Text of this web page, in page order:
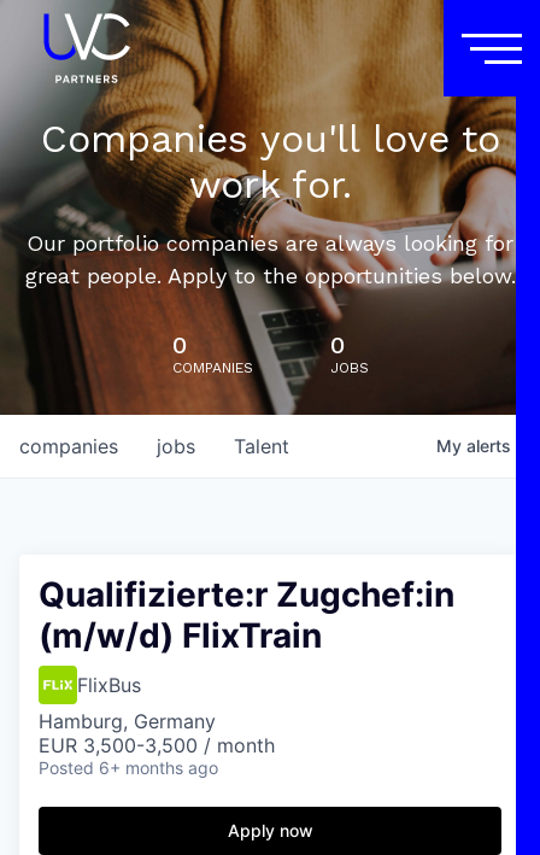
Companies you'll love to
work for.
Our portfolio companies are always looking for
great people. Apply to the opportunities below.
0
COMPANIES
0
JOBS
jobs
companies Talent My alerts
Qualifizierte:r Zugchef:in
(m/w/d) FlixTrain
FlixBus
Hamburg, Germany
EUR 3,500-3,500 / month
Posted 6+ months ago
Apply now